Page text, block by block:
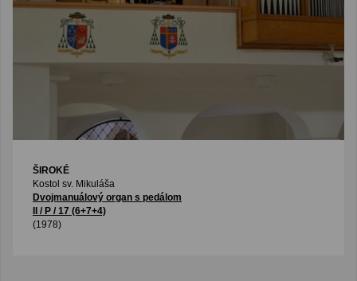
ŠIROKÉ
Kostol sv. Mikuláša
Dvojmanuálový organ s pedálom
II / P / 17 (6+7+4)
(1978)